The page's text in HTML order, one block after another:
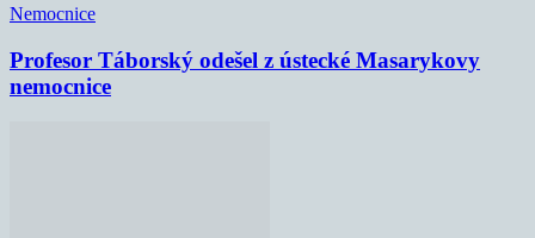
Nemocnice
Profesor Táborský odešel z ústecké Masarykovy
nemocnice